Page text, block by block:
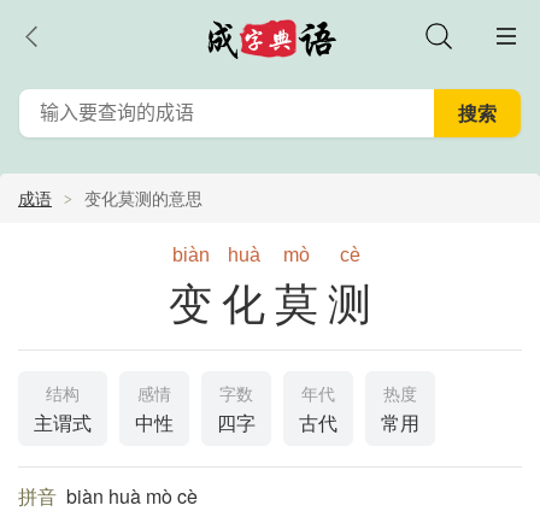
成语 变化莫测的意思
biàn huà mò cè
变化莫测
结构
主谓式
感情
中性
字数
四字
年代
古代
热度
常用
拼音 biàn huà mò cè